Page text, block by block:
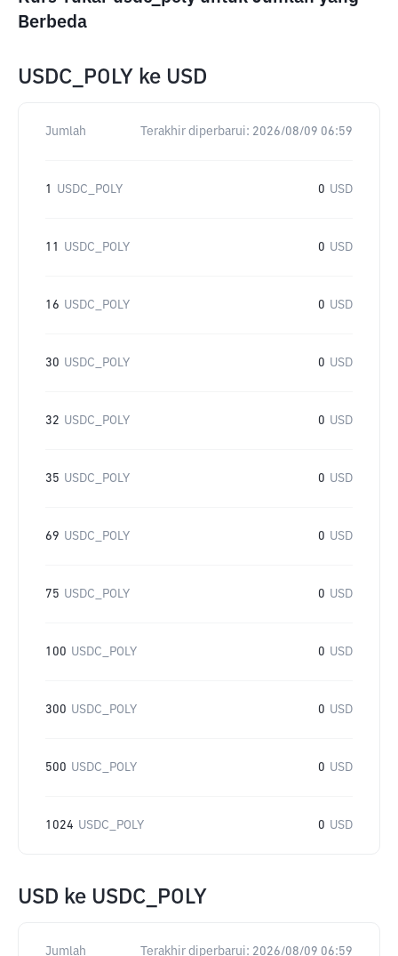
Berbeda
USDC_POLY ke USD
Jumlah Terakhir diperbarui: 2026/08/09 06:59
1 USDC_POLY 0 USD
11 USDC_POLY 0 USD
16 USDC_POLY 0 USD
30 USDC_POLY 0 USD
32 USDC_POLY 0 USD
35 USDC_POLY 0 USD
69 USDC_POLY 0 USD
75 USDC_POLY 0 USD
100 USDC_POLY 0 USD
300 USDC_POLY 0 USD
500 USDC_POLY 0 USD
1024 USDC_POLY 0 USD
USD ke USDC_POLY
Jumlah Terakhir diperbarui: 2026/08/09 06:59